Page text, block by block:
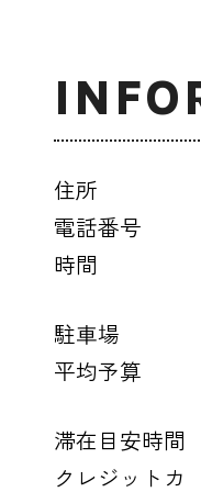
住所
電話番号
時間
駐車場
平均予算
滞在目安時間
クレジットカ